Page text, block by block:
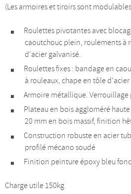
(Les armoires et tiroirs sont
Roulettes pivotantes avec
caoutchouc plein, roulements à
d'acier galvanisé.
Roulettes fixes : bandage en
à rouleaux, chape en tôle
Armoire métallique. Verrouillage
Plateau en bois aggloméré
20 mm en bois massif, finition
Construction robuste en acier
profilé mécano soudé
Finition peinture époxy bleu
Charge utile 150kg